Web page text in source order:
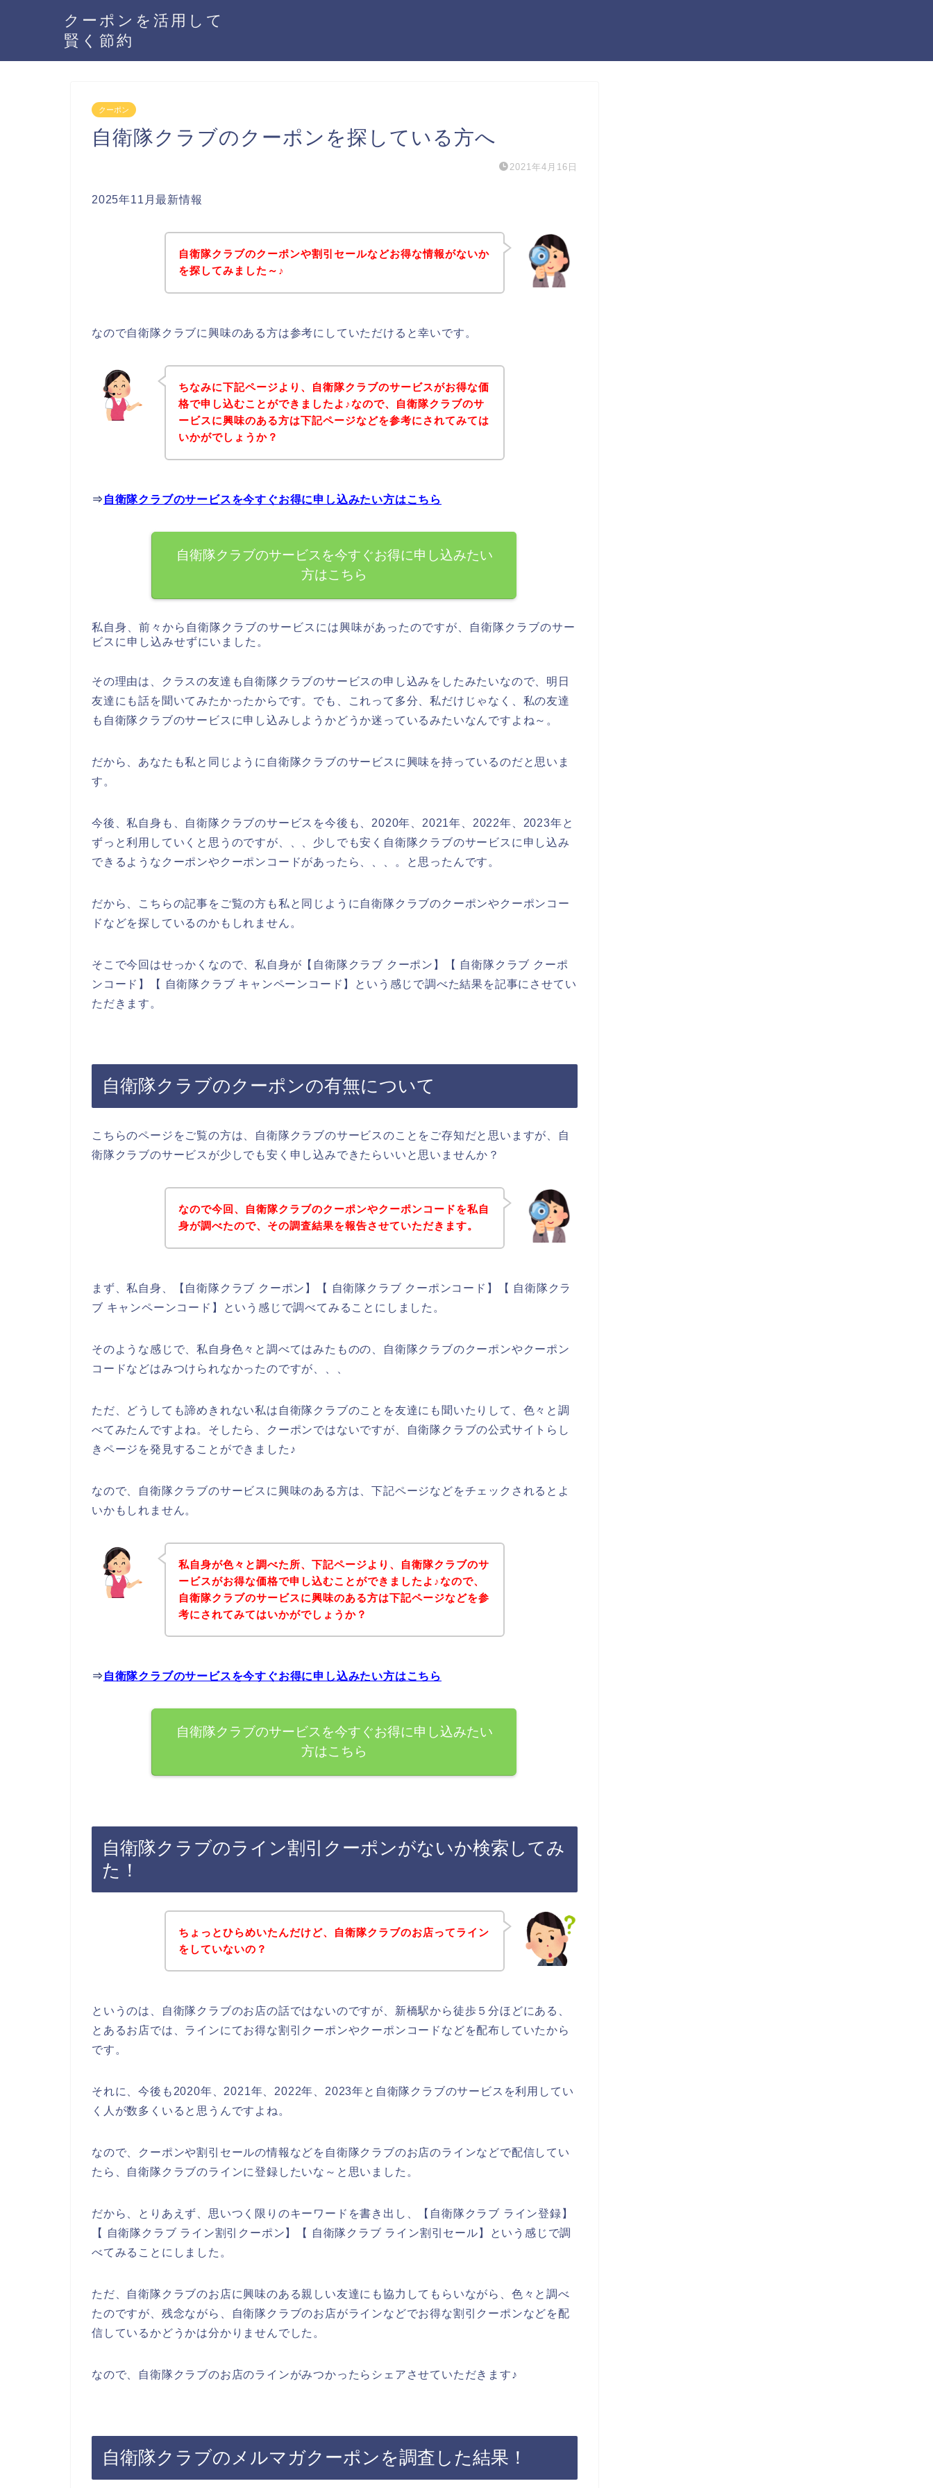
クーポンを活用して
賢く節約
クーポン
自衛隊クラブのクーポンを探している方へ
2021年4月16日
2025年11月最新情報
自衛隊クラブのクーポンや割引セールなどお得な情報がないか
を探してみました～♪
なので自衛隊クラブに興味のある方は参考にしていただけると幸いです。
ちなみに下記ページより、自衛隊クラブのサービスがお得な価
格で申し込むことができましたよ♪なので、自衛隊クラブのサ
ービスに興味のある方は下記ページなどを参考にされてみては
いかがでしょうか？
⇒ 自衛隊クラブのサービスを今すぐお得に申し込みたい方はこちら
自衛隊クラブのサービスを今すぐお得に申し込みたい
方はこちら
私自身、前々から自衛隊クラブのサービスには興味があったのですが、自衛隊クラブのサー
ビスに申し込みせずにいました。
その理由は、クラスの友達も自衛隊クラブのサービスの申し込みをしたみたいなので、明日
友達にも話を聞いてみたかったからです。でも、これって多分、私だけじゃなく、私の友達
も自衛隊クラブのサービスに申し込みしようかどうか迷っているみたいなんですよね～。
だから、あなたも私と同じように自衛隊クラブのサービスに興味を持っているのだと思いま
す。
今後、私自身も、自衛隊クラブのサービスを今後も、2020年、2021年、2022年、2023年と
ずっと利用していくと思うのですが、、、少しでも安く自衛隊クラブのサービスに申し込み
できるようなクーポンやクーポンコードがあったら、、、。と思ったんです。
だから、こちらの記事をご覧の方も私と同じように自衛隊クラブのクーポンやクーポンコー
ドなどを探しているのかもしれません。
そこで今回はせっかくなので、私自身が【自衛隊クラブ クーポン】【 自衛隊クラブ クーポ
ンコード】【 自衛隊クラブ キャンペーンコード】という感じで調べた結果を記事にさせてい
ただきます。
自衛隊クラブのクーポンの有無について
こちらのページをご覧の方は、自衛隊クラブのサービスのことをご存知だと思いますが、自
衛隊クラブのサービスが少しでも安く申し込みできたらいいと思いませんか？
なので今回、自衛隊クラブのクーポンやクーポンコードを私自
身が調べたので、その調査結果を報告させていただきます。
まず、私自身、【自衛隊クラブ クーポン】【 自衛隊クラブ クーポンコード】【 自衛隊クラ
ブ キャンペーンコード】という感じで調べてみることにしました。
そのような感じで、私自身色々と調べてはみたものの、自衛隊クラブのクーポンやクーポン
コードなどはみつけられなかったのですが、、、
ただ、どうしても諦めきれない私は自衛隊クラブのことを友達にも聞いたりして、色々と調
べてみたんですよね。そしたら、クーポンではないですが、自衛隊クラブの公式サイトらし
きページを発見することができました♪
なので、自衛隊クラブのサービスに興味のある方は、下記ページなどをチェックされるとよ
いかもしれません。
私自身が色々と調べた所、下記ページより、自衛隊クラブのサ
ービスがお得な価格で申し込むことができましたよ♪なので、
自衛隊クラブのサービスに興味のある方は下記ページなどを参
考にされてみてはいかがでしょうか？
⇒ 自衛隊クラブのサービスを今すぐお得に申し込みたい方はこちら
自衛隊クラブのサービスを今すぐお得に申し込みたい
方はこちら
自衛隊クラブのライン割引クーポンがないか検索してみ
た！
ちょっとひらめいたんだけど、自衛隊クラブのお店ってライン
をしていないの？
というのは、自衛隊クラブのお店の話ではないのですが、新橋駅から徒歩５分ほどにある、
とあるお店では、ラインにてお得な割引クーポンやクーポンコードなどを配布していたから
です。
それに、今後も2020年、2021年、2022年、2023年と自衛隊クラブのサービスを利用してい
く人が数多くいると思うんですよね。
なので、クーポンや割引セールの情報などを自衛隊クラブのお店のラインなどで配信してい
たら、自衛隊クラブのラインに登録したいな～と思いました。
だから、とりあえず、思いつく限りのキーワードを書き出し、【自衛隊クラブ ライン登録】
【 自衛隊クラブ ライン割引クーポン】【 自衛隊クラブ ライン割引セール】という感じで調
べてみることにしました。
ただ、自衛隊クラブのお店に興味のある親しい友達にも協力してもらいながら、色々と調べ
たのですが、残念ながら、自衛隊クラブのお店がラインなどでお得な割引クーポンなどを配
信しているかどうかは分かりませんでした。
なので、自衛隊クラブのお店のラインがみつかったらシェアさせていただきます♪
自衛隊クラブのメルマガクーポンを調査した結果！